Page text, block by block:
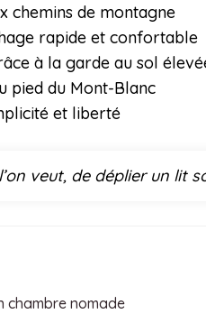
chemins de montagne
rapide et confortable
à la garde au sol
pied du Mont-Blanc
et liberté
veut, de déplier un
chambre nomade